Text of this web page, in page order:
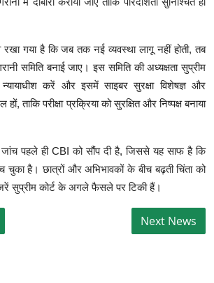
रखा गया है कि जब तक नई व्यवस्था लागू नहीं होती, तब
समिति बनाई जाए। इस समिति की अध्यक्षता सुप्रीम
करें और इसमें साइबर सुरक्षा विशेषज्ञ और
हों, ताकि परीक्षा प्रक्रिया को सुरक्षित और निष्पक्ष बनाया
पहले ही CBI को सौंप दी है, जिससे यह साफ है कि
चुका है। छात्रों और अभिभावकों के बीच बढ़ती चिंता को
सुप्रीम कोर्ट के अगले फैसले पर टिकी हैं।